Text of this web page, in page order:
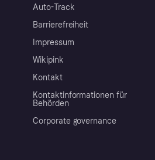
Auto-Track
Barrierefreiheit
Impressum
Wikipink
Kontakt
Kontaktinformationen für
Behörden
Corporate governance